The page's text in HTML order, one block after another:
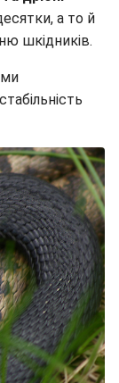
а то й
шкідників.